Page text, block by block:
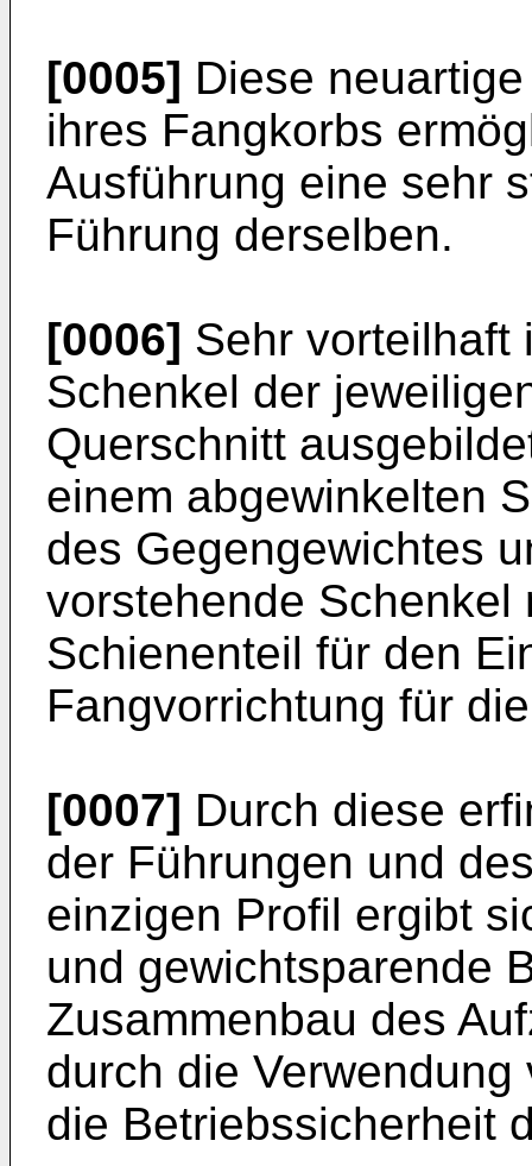
[0005] Diese
ihres Fangkorbs
Ausführung eine sehr
Führung derselben.
[0006] Sehr vorteilhaft
Schenkel der
Querschnitt
einem abgewinkelten
des Gegengewichtes
vorstehende Schenkel
Schienenteil für den
Fangvorrichtung für
[0007] Durch diese
der Führungen und
einzigen Profil ergibt
und gewichtsparende
Zusammenbau des
durch die
die Betriebssicherheit